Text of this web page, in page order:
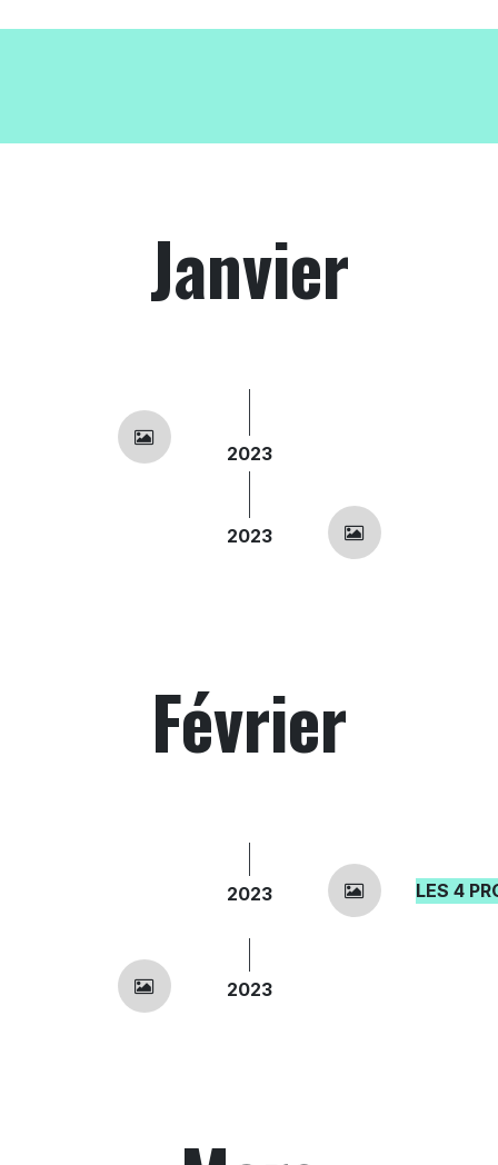
Janvier
2023
2023
Février
2023 LES 4
2023